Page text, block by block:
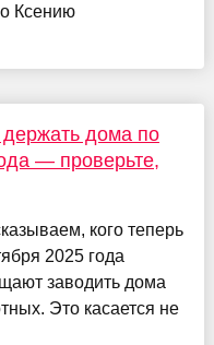
Ксению
держать дома по
— проверьте,
кого теперь
2025 года
заводить дома
Это касается не